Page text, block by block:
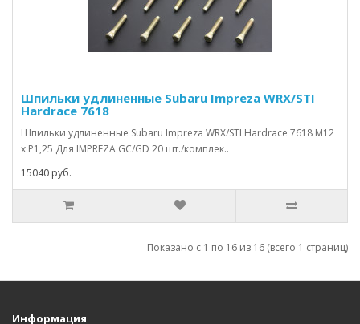
Шпильки удлиненные Subaru Impreza WRX/STI
Hardrace 7618
Шпильки удлиненные Subaru Impreza WRX/STI Hardrace 7618 M12
x P1,25 Для IMPREZA GC/GD 20 шт./комплек..
15040 руб.
Показано с 1 по 16 из 16 (всего 1 страниц)
Информация